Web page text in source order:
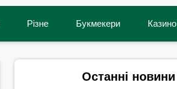
Різне Букмекери Казино
Останні новини